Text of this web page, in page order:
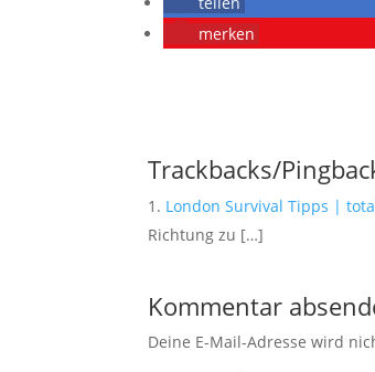
merken
Trackbacks/
London Survival Tipps |
Richtung zu […]
Kommentar
Deine E-Mail-Adresse wird